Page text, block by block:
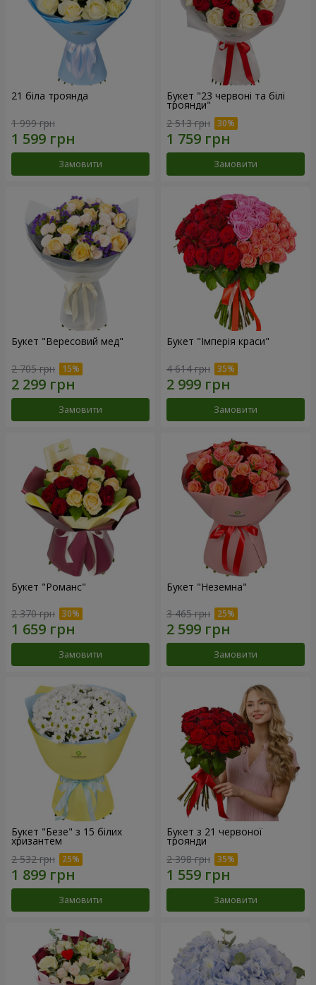
21 біла троянда
1 999 грн
Замовити
Букет "23 червоні та білі
троянди"
2 513 грн
Замовити
Букет "Вересовий мед"
2 705 грн
Замовити
Букет "Імперія краси"
4 614 грн
Замовити
Букет "Романс"
2 370 грн
Замовити
Букет "Неземна"
3 465 грн
Замовити
Букет "Безе" з 15 білих
хризантем
2 532 грн
Замовити
Букет з 21 червоної
троянди
2 398 грн
Замовити